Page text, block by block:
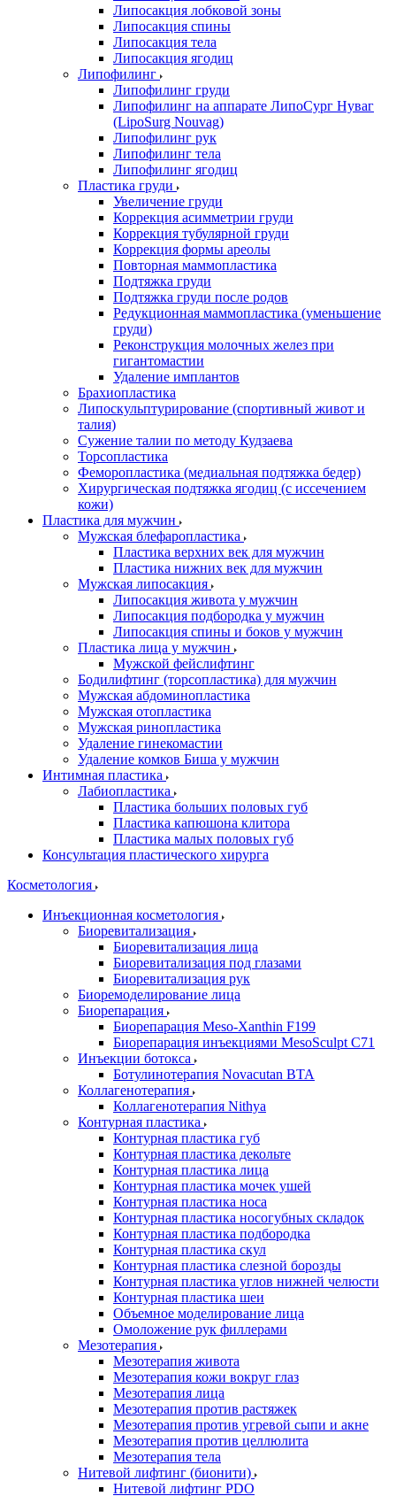
Липосакция лобковой зоны
Липосакция спины
Липосакция тела
Липосакция ягодиц
Липофилинг
Липофилинг груди
Липофилинг на аппарате ЛипоСург Нуваг
(LipoSurg Nouvag)
Липофилинг рук
Липофилинг тела
Липофилинг ягодиц
Пластика груди
Увеличение груди
Коррекция асимметрии груди
Коррекция тубулярной груди
Коррекция формы ареолы
Повторная маммопластика
Подтяжка груди
Подтяжка груди после родов
Редукционная маммопластика (уменьшение
груди)
Реконструкция молочных желез при
гигантомастии
Удаление имплантов
Брахиопластика
Липоскульптурирование (спортивный живот и
талия)
Сужение талии по методу Кудзаева
Торсопластика
Феморопластика (медиальная подтяжка бедер)
Хирургическая подтяжка ягодиц (с иссечением
кожи)
Пластика для мужчин
Мужская блефаропластика
Пластика верхних век для мужчин
Пластика нижних век для мужчин
Мужская липосакция
Липосакция живота у мужчин
Липосакция подбородка у мужчин
Липосакция спины и боков у мужчин
Пластика лица у мужчин
Мужской фейслифтинг
Бодилифтинг (торсопластика) для мужчин
Мужская абдоминопластика
Мужская отопластика
Мужская ринопластика
Удаление гинекомастии
Удаление комков Биша у мужчин
Интимная пластика
Лабиопластика
Пластика больших половых губ
Пластика капюшона клитора
Пластика малых половых губ
Консультация пластического хирурга
Косметология
Инъекционная косметология
Биоревитализация
Биоревитализация лица
Биоревитализация под глазами
Биоревитализация рук
Биоремоделирование лица
Биорепарация
Биорепарация Meso-Xanthin F199
Биорепарация инъекциями MesoSculpt C71
Инъекции ботокса
Ботулинотерапия Novacutan BTA
Коллагенотерапия
Коллагенотерапия Nithya
Контурная пластика
Контурная пластика губ
Контурная пластика декольте
Контурная пластика лица
Контурная пластика мочек ушей
Контурная пластика носа
Контурная пластика носогубных складок
Контурная пластика подбородка
Контурная пластика скул
Контурная пластика слезной борозды
Контурная пластика углов нижней челюсти
Контурная пластика шеи
Объемное моделирование лица
Омоложение рук филлерами
Мезотерапия
Мезотерапия живота
Мезотерапия кожи вокруг глаз
Мезотерапия лица
Мезотерапия против растяжек
Мезотерапия против угревой сыпи и акне
Мезотерапия против целлюлита
Мезотерапия тела
Нитевой лифтинг (бионити)
Нитевой лифтинг PDO